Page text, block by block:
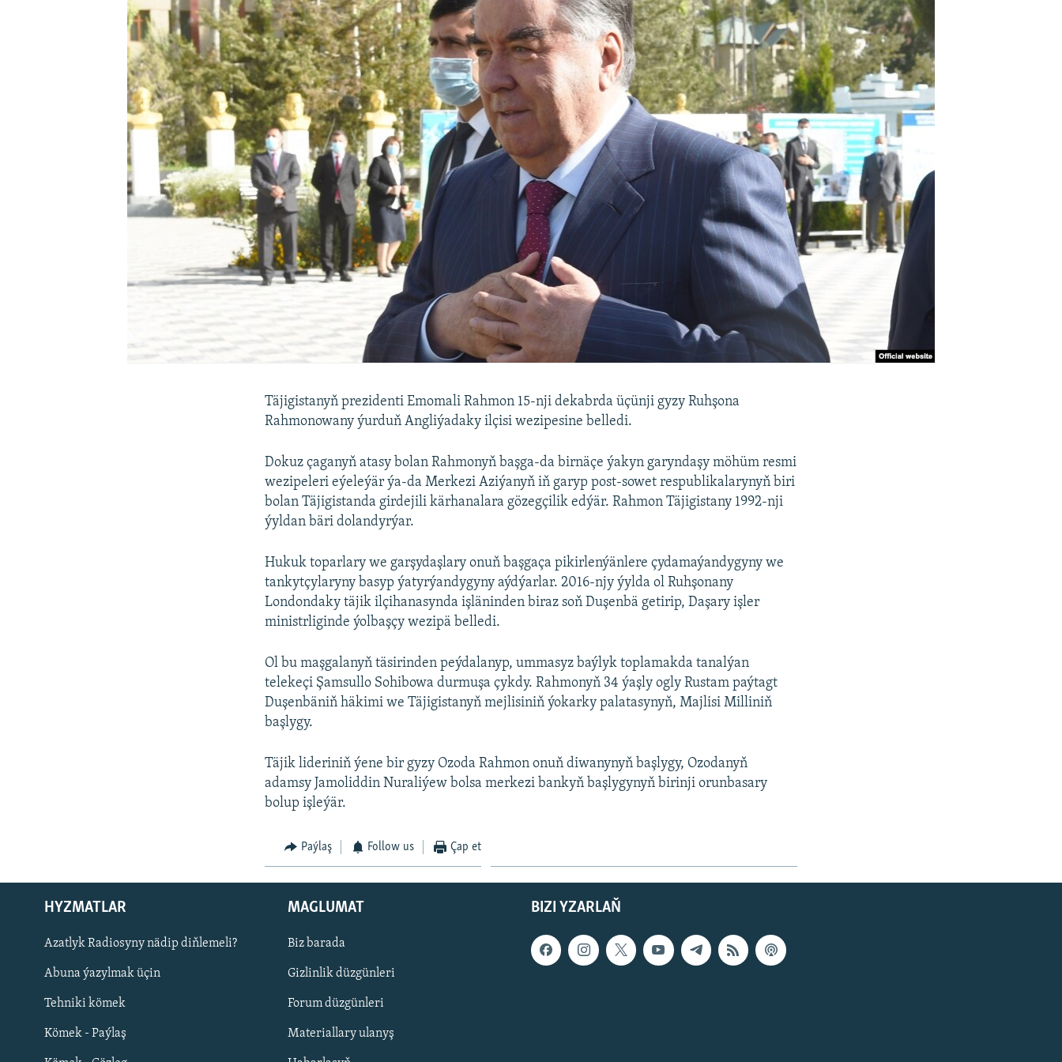
Русский
BIZI YZARLAŇ
Täjigistanyň prezidenti Emomali Rahmon 15-nji dekabrda üçünji gyzy Ruhşona
Rahmonowany ýurduň Angliýadaky ilçisi wezipesine belledi.
Dokuz çaganyň atasy bolan Rahmonyň başga-da birnäçe ýakyn garyndaşy möhüm resmi
wezipeleri eýeleýär ýa-da Merkezi Aziýanyň iň garyp post-sowet respublikalarynyň biri
bolan Täjigistanda girdejili kärhanalara gözegçilik edýär. Rahmon Täjigistany 1992-nji
ýyldan bäri dolandyrýar.
Hukuk toparlary we garşydaşlary onuň başgaça pikirlenýänlere çydamaýandygyny we
tankytçylaryny basyp ýatyrýandygyny aýdýarlar. 2016-njy ýylda ol Ruhşonany
Londondaky täjik ilçihanasynda işläninden biraz soň Duşenbä getirip, Daşary işler
ministrliginde ýolbaşçy wezipä belledi.
Ol bu maşgalanyň täsirinden peýdalanyp, ummasyz baýlyk toplamakda tanalýan
telekeçi Şamsullo Sohibowa durmuşa çykdy. Rahmonyň 34 ýaşly ogly Rustam paýtagt
Duşenbäniň häkimi we Täjigistanyň mejlisiniň ýokarky palatasynyň, Majlisi Milliniň
başlygy.
Täjik lideriniň ýene bir gyzy Ozoda Rahmon onuň diwanynyň başlygy, Ozodanyň
adamsy Jamoliddin Nuraliýew bolsa merkezi bankyň başlygynyň birinji orunbasary
bolup işleýär.
Paýlaş Follow us Çap et
BIZI YZARLAŇ
HYZMATLAR
Azatlyk Radiosyny nädip diňlemeli?
Abuna ýazylmak üçin
Tehniki kömek
Kömek - Paýlaş
MAGLUMAT
Biz barada
Gizlinlik düzgünleri
Forum düzgünleri
Materiallary ulanyş